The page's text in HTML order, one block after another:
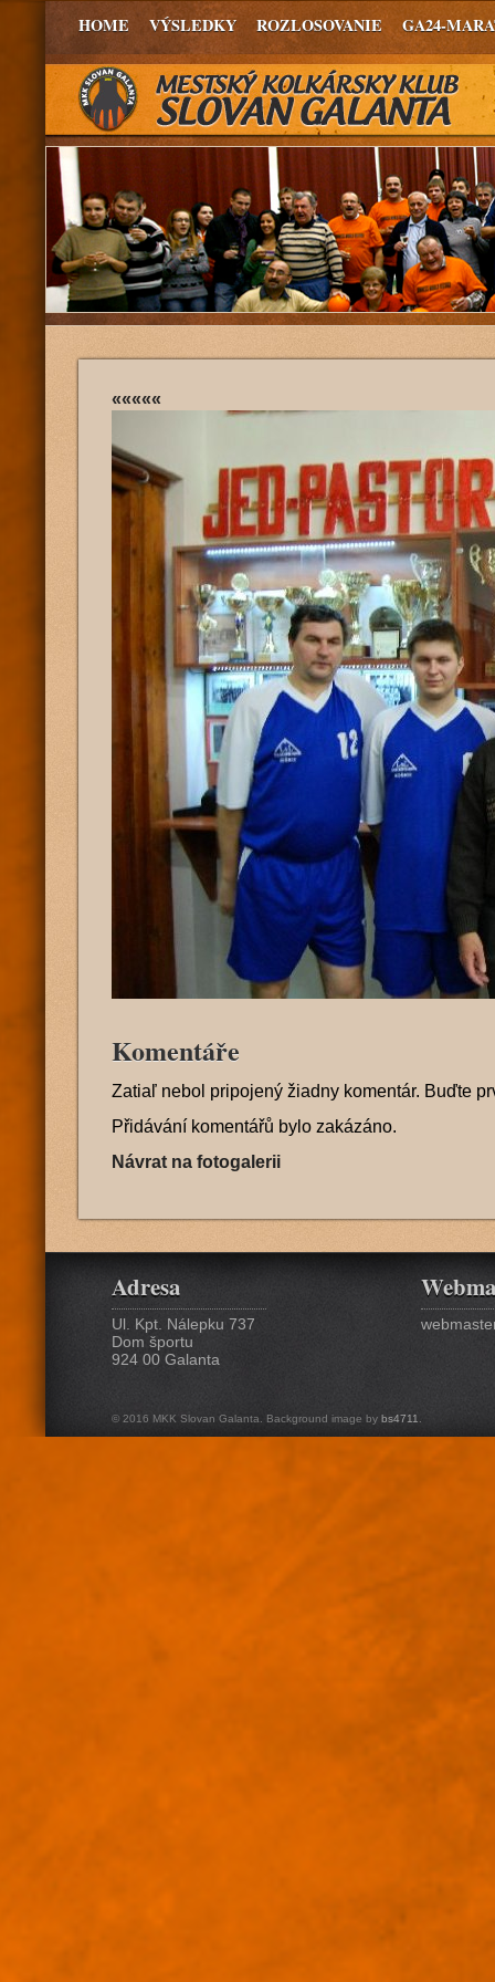
HOME VÝSLEDKY ROZLOSOVANIE GA24-
«««««
Komentáře
Zatiaľ nebol pripojený žiadny komentár. Buďte
Přidávání komentářů bylo zakázáno.
Návrat na fotogalerii
Adresa
Ul. Kpt. Nálepku 737
Dom športu
924 00 Galanta
© 2016 MKK Slovan Galanta. Background image by bs4711